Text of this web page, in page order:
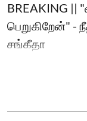
BREAKING ||
பெறுகிறேன்" -
சங்கீதா